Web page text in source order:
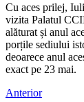
Cu aces prilej,
vizita Palatul
alăturat și anul
porțile sediului
deoarece anul
exact pe 23 mai.
Anterior